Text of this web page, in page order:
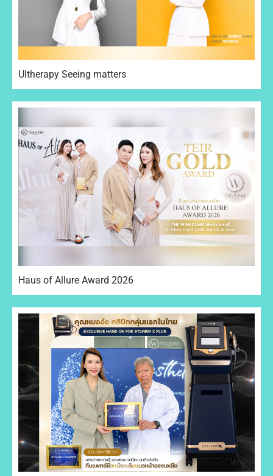
Ultherapy Seeing matters
Haus of Allure Award 2026